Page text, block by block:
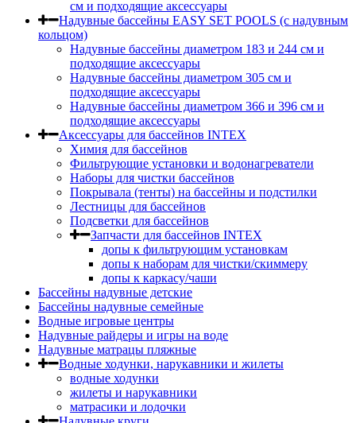
см и подходящие аксессуары
Надувные бассейны EASY SET POOLS (с надувным
кольцом)
Надувные бассейны диаметром 183 и 244 см и
подходящие аксессуары
Надувные бассейны диаметром 305 см и
подходящие аксессуары
Надувные бассейны диаметром 366 и 396 см и
подходящие аксессуары
Аксессуары для бассейнов INTEX
Химия для бассейнов
Фильтрующие установки и водонагреватели
Наборы для чистки бассейнов
Покрывала (тенты) на бассейны и подстилки
Лестницы для бассейнов
Подсветки для бассейнов
Запчасти для бассейнов INTEX
допы к фильтрующим установкам
допы к наборам для чистки/скиммеру
допы к каркасу/чаши
Бассейны надувные детские
Бассейны надувные семейные
Водные игровые центры
Надувные райдеры и игры на воде
Надувные матрацы пляжные
Водные ходунки, нарукавники и жилеты
водные ходунки
жилеты и нарукавники
матрасики и лодочки